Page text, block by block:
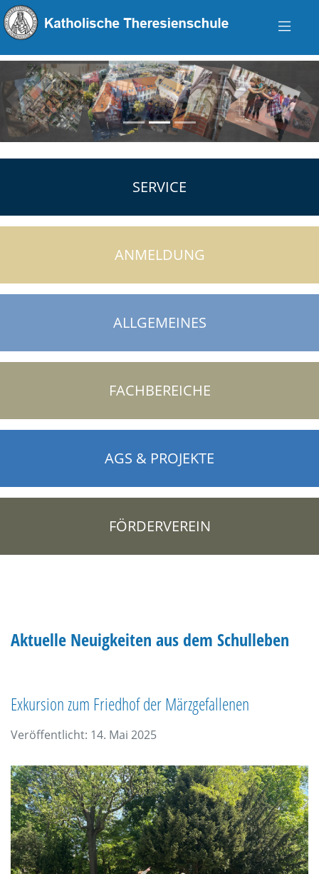
zurück
SERVICE
ANMELDUNG
ALLGEMEINES
FACHBEREICHE
AGS & PROJEKTE
FÖRDERVEREIN
Aktuelle Neuigkeiten aus dem Schulleben
Exkursion zum Friedhof der Märzgefallenen
Veröffentlicht: 14. Mai 2025